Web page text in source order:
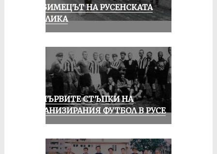
ЛЮБИМЕЦЪТ НА РУСЕНСКАТА
ПУБЛИКА
ЗА ПЪРВИТЕ СТЪПКИ НА
ОРГАНИЗИРАНИЯ ФУТБОЛ В РУСЕ